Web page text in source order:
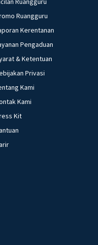
Ruangguru
Kerentanan
Pengaduan
& Ketentuan
Privasi
Kami
Kami
Kit